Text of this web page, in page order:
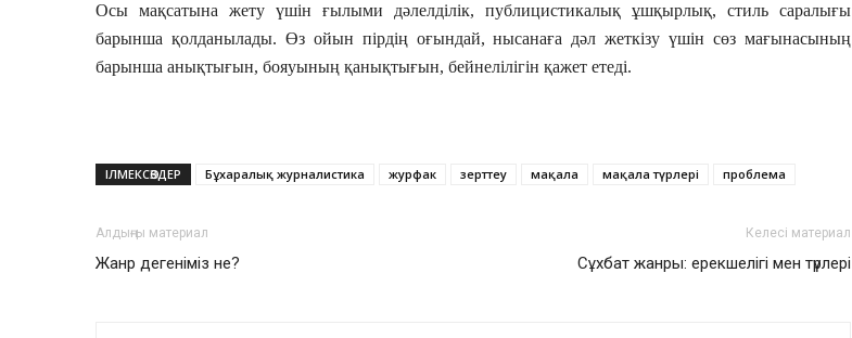
Осы мақсатына жету үшін ғылыми дәлелділік, публицистикалық ұшқырлық, стиль саралығы
барынша қолданылады. Өз ойын пірдің оғындай, нысанаға дәл жеткізу үшін сөз мағынасының
барынша анықтығын, бояуының қанықтығын, бейнелілігін қажет етеді.
ІЛМЕКСӨЗДЕР Бұхаралық журналистика журфак зерттеу мақала мақала түрлері проблема
Алдыңғы материал
Жанр дегеніміз не?
Келесі материал
Сұхбат жанры: ерекшелігі мен түрлері